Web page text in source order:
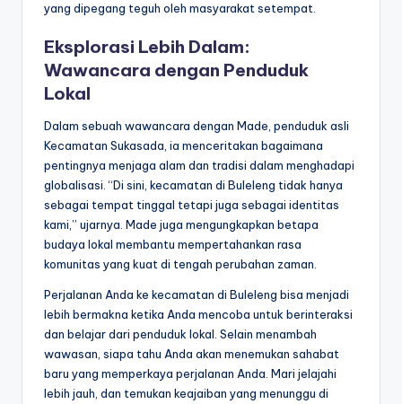
yang dipegang teguh oleh masyarakat setempat.
Eksplorasi Lebih Dalam:
Wawancara dengan Penduduk
Lokal
Dalam sebuah wawancara dengan Made, penduduk asli
Kecamatan Sukasada, ia menceritakan bagaimana
pentingnya menjaga alam dan tradisi dalam menghadapi
globalisasi. “Di sini, kecamatan di Buleleng tidak hanya
sebagai tempat tinggal tetapi juga sebagai identitas
kami,” ujarnya. Made juga mengungkapkan betapa
budaya lokal membantu mempertahankan rasa
komunitas yang kuat di tengah perubahan zaman.
Perjalanan Anda ke kecamatan di Buleleng bisa menjadi
lebih bermakna ketika Anda mencoba untuk berinteraksi
dan belajar dari penduduk lokal. Selain menambah
wawasan, siapa tahu Anda akan menemukan sahabat
baru yang memperkaya perjalanan Anda. Mari jelajahi
lebih jauh, dan temukan keajaiban yang menunggu di